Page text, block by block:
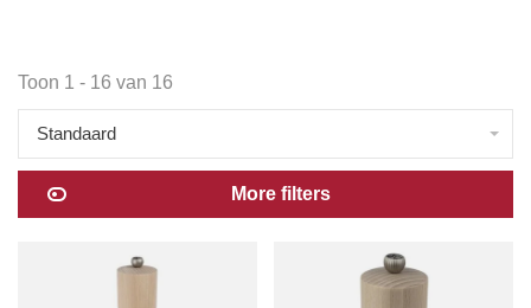
Toon 1 - 16 van 16
Standaard
More filters